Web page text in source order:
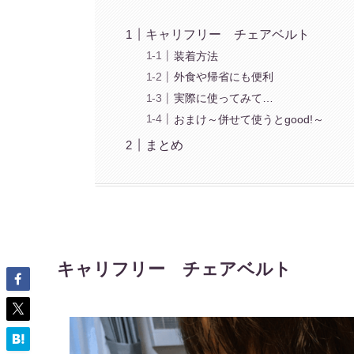
キャリフリー チェアベルト
装着方法
外食や帰省にも便利
実際に使ってみて…
おまけ～併せて使うとgood!～
まとめ
キャリフリー チェアベルト